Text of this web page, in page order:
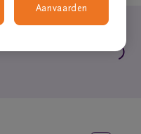
Aanvaarden